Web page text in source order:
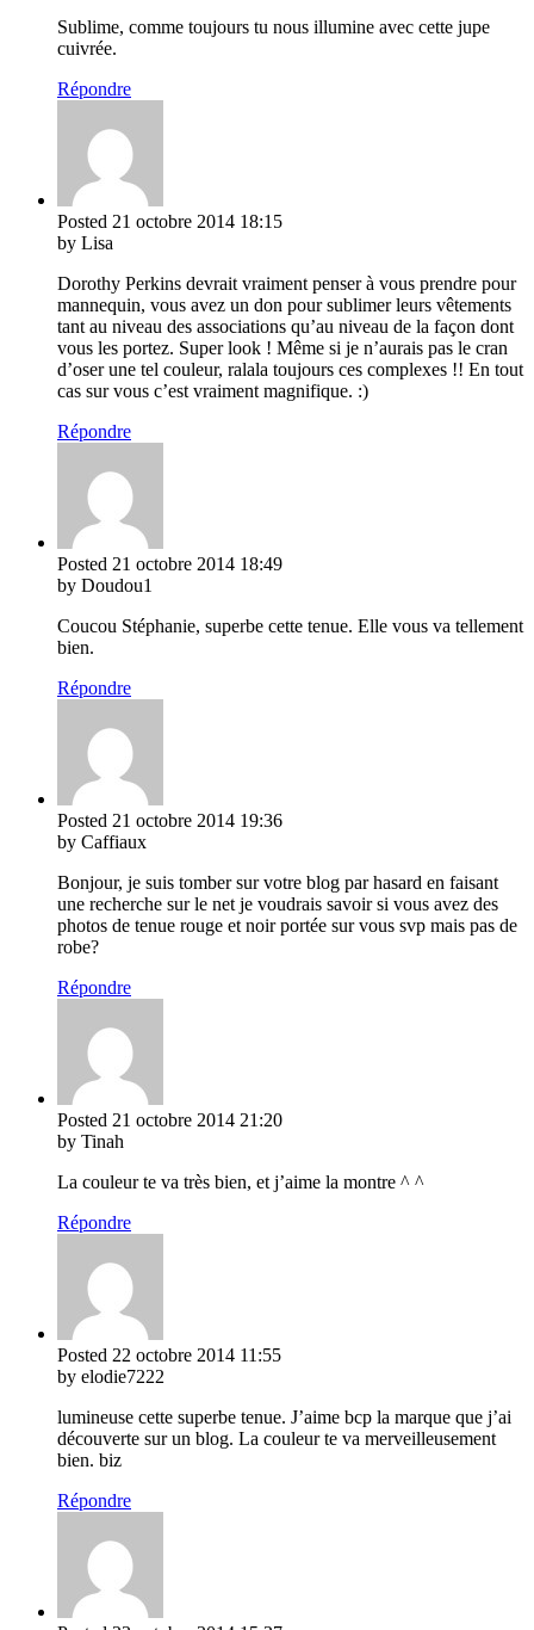
Sublime, comme toujours tu nous illumine avec cette jupe
cuivrée.
Répondre
Posted 21 octobre 2014 18:15
by Lisa
Dorothy Perkins devrait vraiment penser à vous prendre pour
mannequin, vous avez un don pour sublimer leurs vêtements
tant au niveau des associations qu’au niveau de la façon dont
vous les portez. Super look ! Même si je n’aurais pas le cran
d’oser une tel couleur, ralala toujours ces complexes !! En tout
cas sur vous c’est vraiment magnifique. :)
Répondre
Posted 21 octobre 2014 18:49
by Doudou1
Coucou Stéphanie, superbe cette tenue. Elle vous va tellement
bien.
Répondre
Posted 21 octobre 2014 19:36
by Caffiaux
Bonjour, je suis tomber sur votre blog par hasard en faisant
une recherche sur le net je voudrais savoir si vous avez des
photos de tenue rouge et noir portée sur vous svp mais pas de
robe?
Répondre
Posted 21 octobre 2014 21:20
by Tinah
La couleur te va très bien, et j’aime la montre ^ ^
Répondre
Posted 22 octobre 2014 11:55
by elodie7222
lumineuse cette superbe tenue. J’aime bcp la marque que j’ai
découverte sur un blog. La couleur te va merveilleusement
bien. biz
Répondre